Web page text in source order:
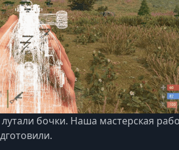
выбор языка (RU/EN).
бочки. Наша мастерская